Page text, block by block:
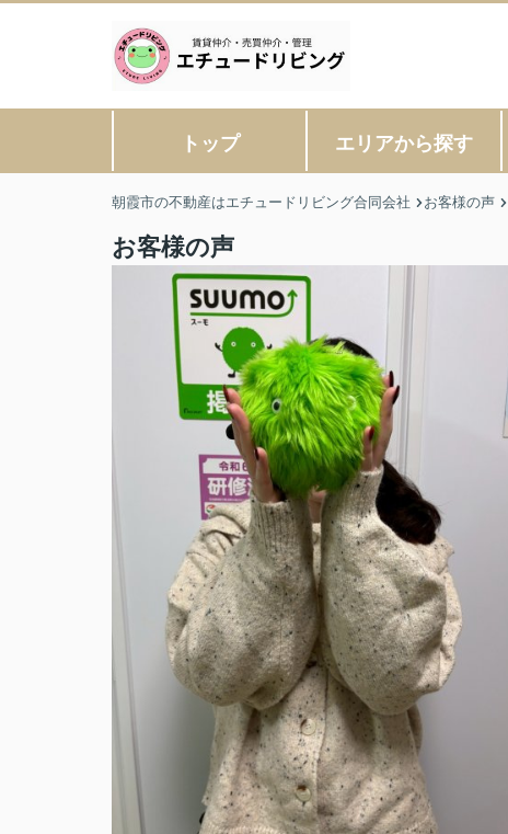
トップ エリアから探す
朝霞市の不動産はエチュードリビング合同会社 お客様の声
お客様の声